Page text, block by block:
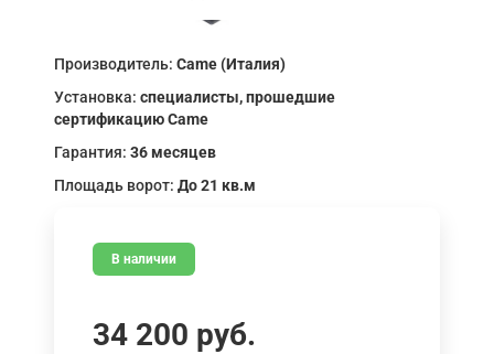
Производитель: Came (Италия)
Установка: специалисты, прошедшие
сертификацию Came
Гарантия: 36 месяцев
Площадь ворот: До 21 кв.м
В наличии
34 200 руб.